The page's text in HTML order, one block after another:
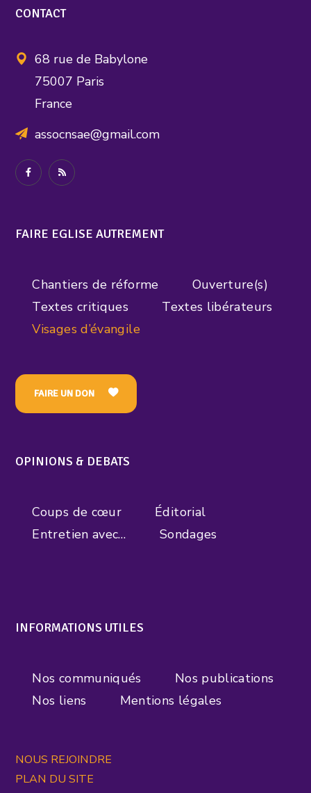
CONTACT
68 rue de Babylone
75007 Paris
France
assocnsae@gmail.com
FAIRE EGLISE AUTREMENT
Chantiers de réforme
Ouverture(s)
Textes critiques
Textes libérateurs
Visages d’évangile
FAIRE UN DON
OPINIONS & DEBATS
Coups de cœur
Éditorial
Entretien avec…
Sondages
INFORMATIONS UTILES
Nos communiqués
Nos publications
Nos liens
Mentions légales
NOUS REJOINDRE
PLAN DU SITE